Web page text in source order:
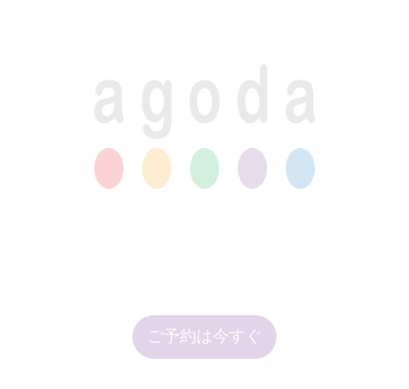
ご予約は今すぐ